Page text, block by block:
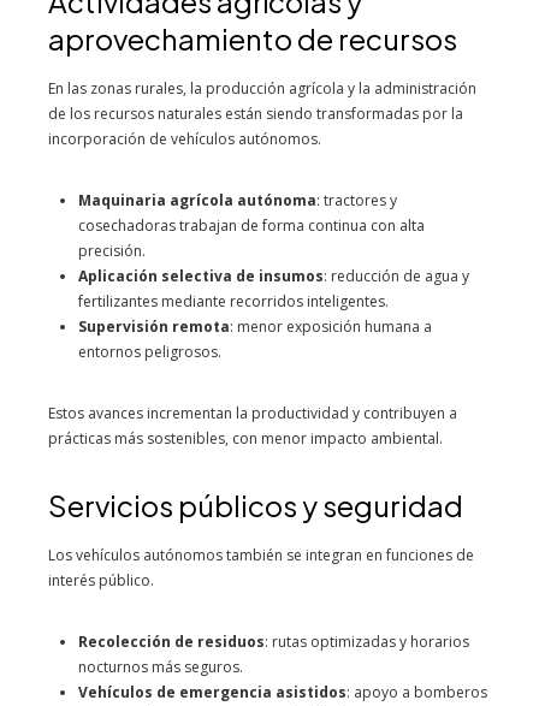
aprovechamiento de recursos
En las zonas rurales, la producción agrícola y la administración
de los recursos naturales están siendo transformadas por la
incorporación de vehículos autónomos.
Maquinaria agrícola autónoma: tractores y
cosechadoras trabajan de forma continua con alta
precisión.
Aplicación selectiva de insumos: reducción de agua y
fertilizantes mediante recorridos inteligentes.
Supervisión remota: menor exposición humana a
entornos peligrosos.
Estos avances incrementan la productividad y contribuyen a
prácticas más sostenibles, con menor impacto ambiental.
Servicios públicos y seguridad
Los vehículos autónomos también se integran en funciones de
interés público.
Recolección de residuos: rutas optimizadas y horarios
nocturnos más seguros.
Vehículos de emergencia asistidos: apoyo a bomberos